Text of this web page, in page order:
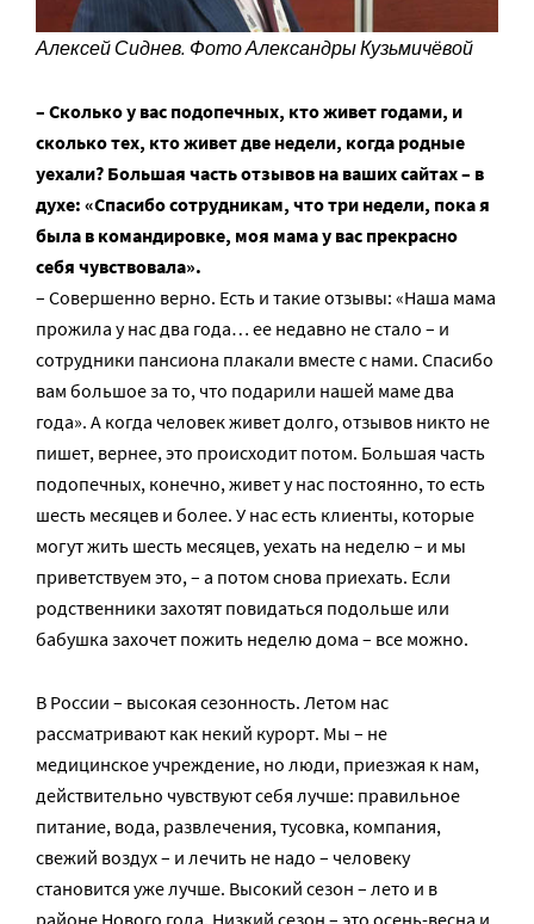
Алексей Сиднев. Фото Александры Кузьмичёвой
– Сколько у вас подопечных, кто живет годами, и
сколько тех, кто живет две недели, когда родные
уехали? Большая часть отзывов на ваших сайтах – в
духе: «Спасибо сотрудникам, что три недели, пока я
была в командировке, моя мама у вас прекрасно
себя чувствовала».
– Совершенно верно. Есть и такие отзывы: «Наша мама
прожила у нас два года… ее недавно не стало – и
сотрудники пансиона плакали вместе с нами. Спасибо
вам большое за то, что подарили нашей маме два
года». А когда человек живет долго, отзывов никто не
пишет, вернее, это происходит потом. Большая часть
подопечных, конечно, живет у нас постоянно, то есть
шесть месяцев и более. У нас есть клиенты, которые
могут жить шесть месяцев, уехать на неделю – и мы
приветствуем это, – а потом снова приехать. Если
родственники захотят повидаться подольше или
бабушка захочет пожить неделю дома – все можно.
В России – высокая сезонность. Летом нас
рассматривают как некий курорт. Мы – не
медицинское учреждение, но люди, приезжая к нам,
действительно чувствуют себя лучше: правильное
питание, вода, развлечения, тусовка, компания,
свежий воздух – и лечить не надо – человеку
становится уже лучше. Высокий сезон – лето и в